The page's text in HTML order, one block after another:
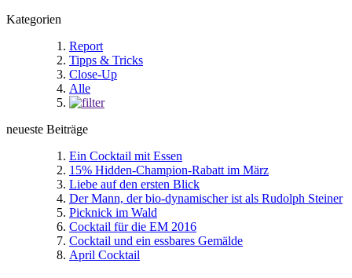
Kategorien
Report
Tipps & Tricks
Close-Up
Alle
neueste Beiträge
Ein Cocktail mit Essen
15% Hidden-Champion-Rabatt im März
Liebe auf den ersten Blick
Der Mann, der bio-dynamischer ist als Rudolph Steiner
Picknick im Wald
Cocktail für die EM 2016
Cocktail und ein essbares Gemälde
April Cocktail